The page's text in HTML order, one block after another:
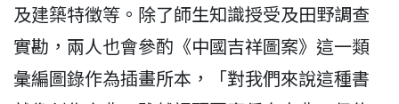
及建築特徵等。除了師生知識授受及田野調查
實勘，兩人也會參酌《中國吉祥圖案》這一類
彙編圖錄作為插畫所本，「對我們來說這種書